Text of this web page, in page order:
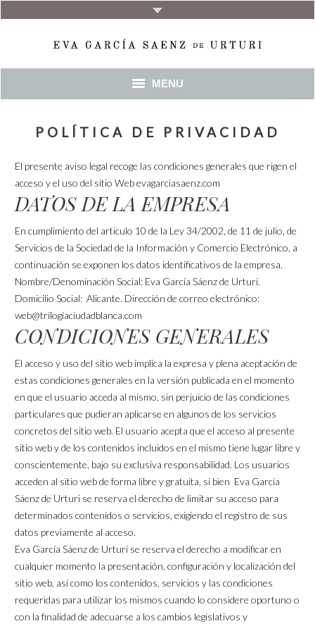
MENU
POLÍTICA DE PRIVACIDAD
El presente aviso legal recoge las condiciones generales que rigen el
acceso y el uso del sitio Web evagarciasaenz.com
DATOS DE LA EMPRESA
En cumplimiento del artículo 10 de la Ley 34/2002, de 11 de julio, de
Servicios de la Sociedad de la Información y Comercio Electrónico, a
continuación se exponen los datos identificativos de la empresa.
Nombre/Denominación Social: Eva García Sáenz de Urturi.
Domicilio Social: Alicante. Dirección de correo electrónico:
web@trilogíaciudadblanca.com
CONDICIONES GENERALES
El acceso y uso del sitio web implica la expresa y plena aceptación de
estas condiciones generales en la versión publicada en el momento
en que el usuario acceda al mismo, sin perjuicio de las condiciones
particulares que pudieran aplicarse en algunos de los servicios
concretos del sitio web. El usuario acepta que el acceso al presente
sitio web y de los contenidos incluidos en el mismo tiene lugar libre y
conscientemente, bajo su exclusiva responsabilidad. Los usuarios
acceden al sitio web de forma libre y gratuita, si bien Eva García
Sáenz de Urturi se reserva el derecho de limitar su acceso para
determinados contenidos o servicios, exigiendo el registro de sus
datos previamente al acceso.
Eva García Sáenz de Urturi se reserva el derecho a modificar en
cualquier momento la presentación, configuración y localización del
sitio web, así como los contenidos, servicios y las condiciones
requeridas para utilizar los mismos cuando lo considere oportuno o
con la finalidad de adecuarse a los cambios legislativos y